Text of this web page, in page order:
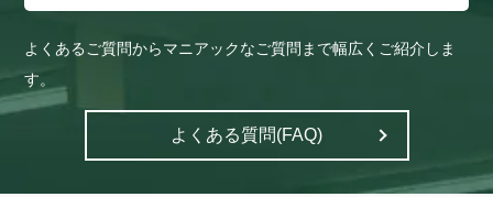
よくあるご質問からマニアックなご質問まで幅広くご紹介しま
す。
よくある質問(FAQ)